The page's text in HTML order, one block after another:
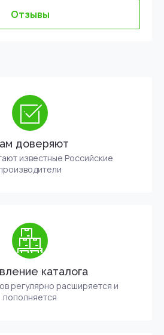
Отзывы
доверяют
известные Российские
каталога
регулярно расширяется и
пополняется